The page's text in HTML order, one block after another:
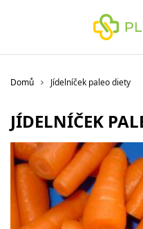
Domů Jídelníček paleo diety
JÍDELNÍČEK